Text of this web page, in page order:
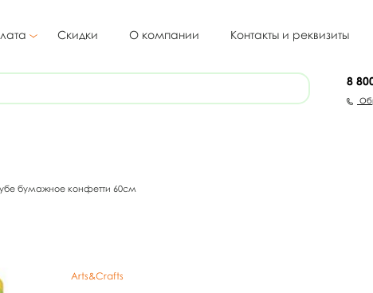
Скидки О компании Контакты и реквизиты
8
бумажное конфетти 60см
Arts&Crafts